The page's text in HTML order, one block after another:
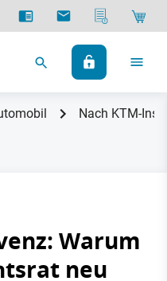
Nach KTM-
Warum
neu